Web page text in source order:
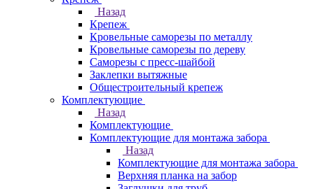
Назад
Крепеж
Кровельные саморезы по металлу
Кровельные саморезы по дереву
Саморезы с пресс-шайбой
Заклепки вытяжные
Общестроительный крепеж
Комплектующие
Назад
Комплектующие
Комплектующие для монтажа забора
Назад
Комплектующие для монтажа забора
Верхняя планка на забор